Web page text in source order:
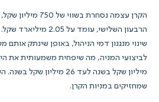
הקרן עצמה נסחרת
הרבעון השלישי, עומד
שינוי מנגנון דמי הניהול, באופן שינתק אותם
מיליון שקל בשנה לעד 26
שמחזיקים במניות הקרן.